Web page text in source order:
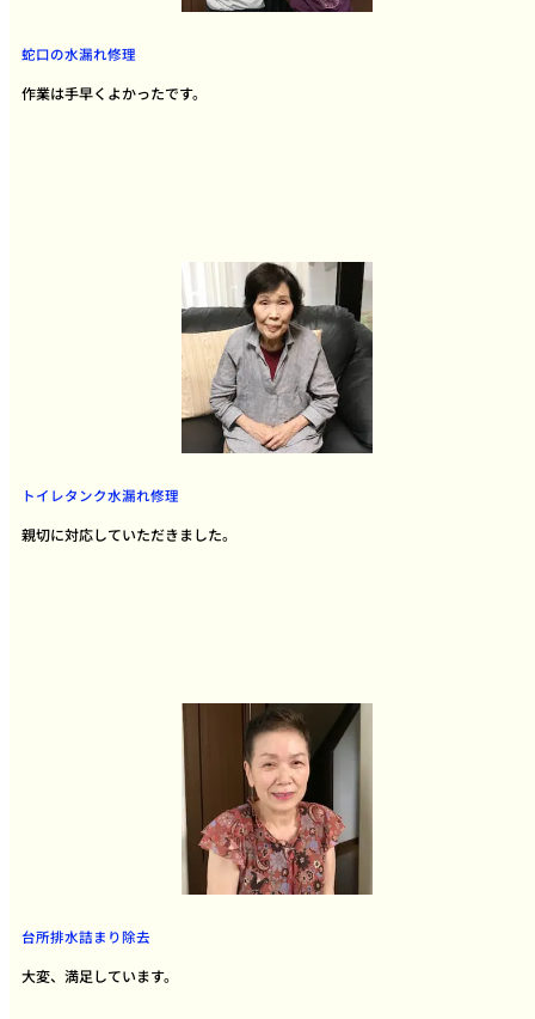
蛇口の水漏れ修理
作業は手早くよかったです。
トイレタンク水漏れ修理
親切に対応していただきました。
台所排水詰まり除去
大変、満足しています。